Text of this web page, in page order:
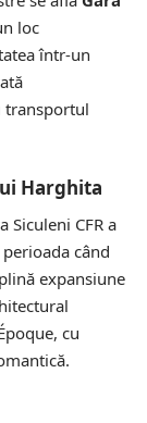
loc
într-un
transportul
Harghita
Siculeni CFR a
când
expansiune
cu